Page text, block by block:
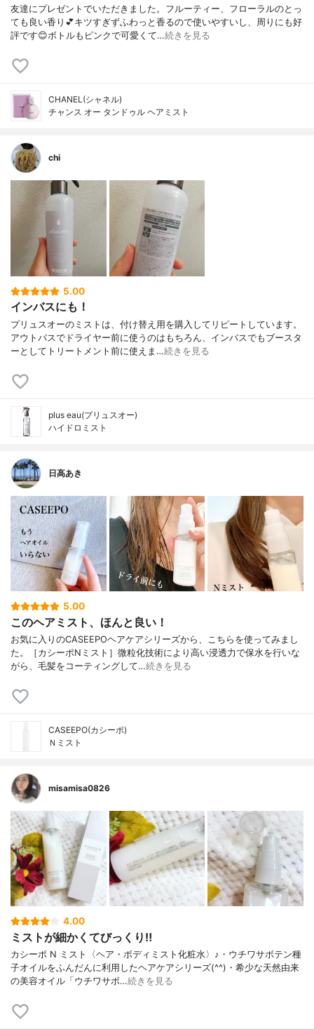
友達にプレゼントでいただきました。フルーティー、フローラルのとっ
ても良い香り💕キツすぎずふわっと香るので使いやすいし、周りにも好
評です😊ボトルもピンクで可愛くて…続きを見る
CHANEL(シャネル)
チャンス オー タンドゥル ヘアミスト
chi
5.00
インバスにも！
プリュスオーのミストは、付け替え用を購入してリピートしています。
アウトバスでドライヤー前に使うのはもちろん、インバスでもブースタ
ーとしてトリートメント前に使えま…続きを見る
plus eau(プリュスオー)
ハイドロミスト
日高あき
5.00
このヘアミスト、ほんと良い！
お気に入りのCASEEPOヘアケアシリーズから、こちらを使ってみまし
た。［カシーポNミスト］微粒化技術により高い浸透力で保水を行いな
がら、毛髪をコーティングして…続きを見る
CASEEPO(カシーポ)
Ｎミスト
misamisa0826
4.00
ミストが細かくてびっくり‼️
カシーポ N ミスト〈ヘア・ボディミスト化粧水〉♪・ウチワサボテン種
子オイルをふんだんに利用したヘアケアシリーズ(^^)・希少な天然由来
の美容オイル「ウチワサボ…続きを見る